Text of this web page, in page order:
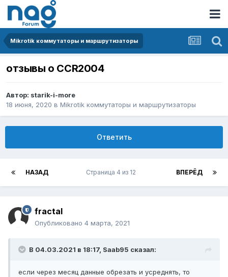
Mikrotik коммутаторы и маршрутизаторы
отзывы о CCR2004
Автор: starik-i-more
18 июня, 2020 в Mikrotik коммутаторы и маршрутизаторы
Ответить
НАЗАД ВПЕРЁД
Страница 4 из 12
fractal
Опубликовано 4 марта, 2021
В 04.03.2021 в 18:17, Saab95 сказал:
если через месяц данные обрезать и усреднять, то